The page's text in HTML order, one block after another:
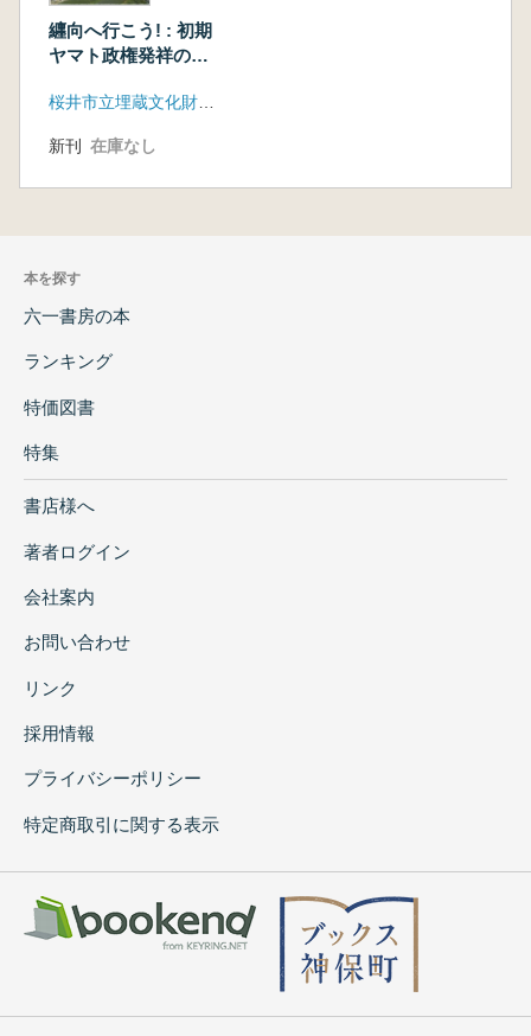
纒向へ行こう! : 初期
ヤマト政権発祥の地
訂第4版
新刊 在庫なし
本を探す
六一書房の本
ランキング
特価図書
特集
書店様へ
著者ログイン
会社案内
お問い合わせ
リンク
採用情報
プライバシーポリシー
特定商取引に関する表示